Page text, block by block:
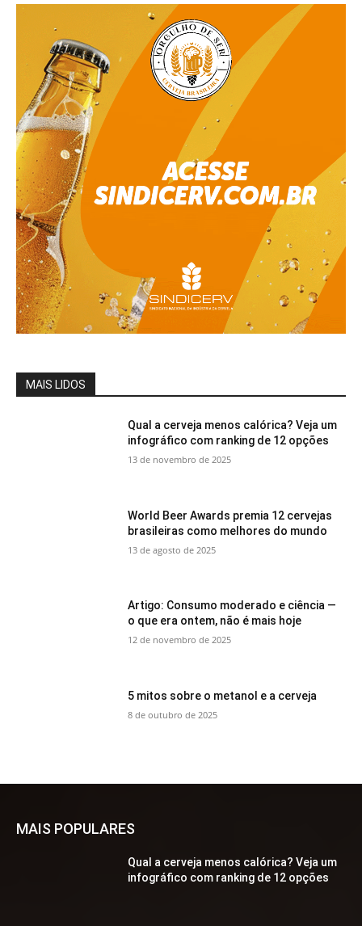
MAIS LIDOS
Qual a cerveja menos calórica? Veja um
infográfico com ranking de 12 opções
13 de novembro de 2025
World Beer Awards premia 12 cervejas
brasileiras como melhores do mundo
13 de agosto de 2025
Artigo: Consumo moderado e ciência —
o que era ontem, não é mais hoje
12 de novembro de 2025
5 mitos sobre o metanol e a cerveja
8 de outubro de 2025
MAIS POPULARES
Qual a cerveja menos calórica? Veja um
infográfico com ranking de 12 opções